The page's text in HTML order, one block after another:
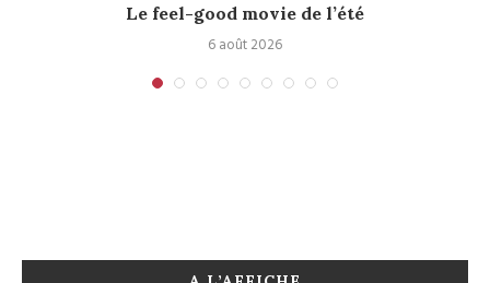
Le feel-good movie de l’été
6 août 2026